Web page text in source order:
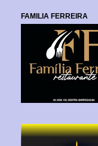
FAMILIA FERREIRA